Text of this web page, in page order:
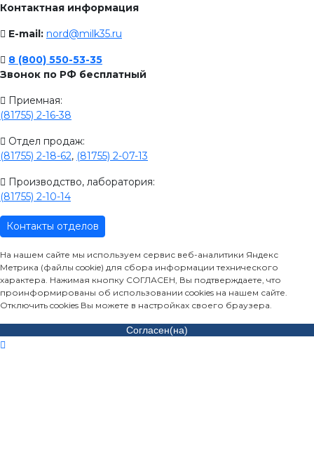
Контактная информация
E-mail: nord@milk35.ru
8 (800) 550-53-35
Звонок по РФ бесплатный
Приемная:
(81755) 2-16-38
Отдел продаж:
(81755) 2-18-62, (81755) 2-07-13
Производство, лаборатория:
(81755) 2-10-14
Контакты отделов
На нашем сайте мы используем сервис веб-аналитики Яндекс
Метрика (файлы cookie) для сбора информации технического
характера. Нажимая кнопку СОГЛАСЕН, Вы подтверждаете, что
проинформированы об использовании cookies на нашем сайте.
Отключить cookies Вы можете в настройках своего браузера.
Согласен(на)